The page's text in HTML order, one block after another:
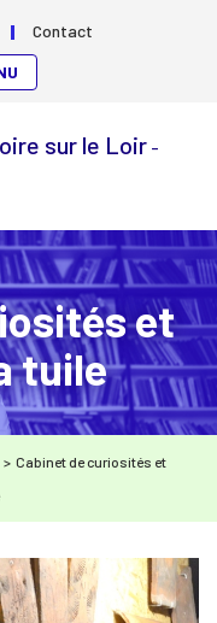
sur le Loir -
Contact
et
tuile
> Cabinet de curiosités et